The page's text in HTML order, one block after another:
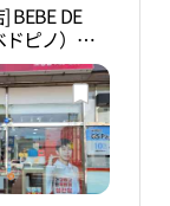
BEBE DE
ドピノ）・
ョン（済州
드피노 제